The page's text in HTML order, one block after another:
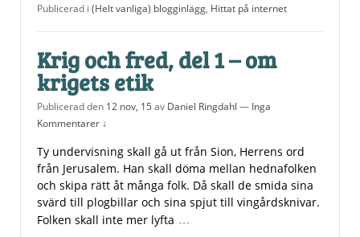
Publicerad i (Helt vanliga) blogginlägg, Hittat på internet
Krig och fred, del 1 – om
krigets etik
Publicerad den 12 nov, 15 av Daniel Ringdahl — Inga
Kommentarer ↓
Ty undervisning skall gå ut från Sion, Herrens ord
från Jerusalem. Han skall döma mellan hednafolken
och skipa rätt åt många folk. Då skall de smida sina
svärd till plogbillar och sina spjut till vingårdsknivar.
Folken skall inte mer lyfta …